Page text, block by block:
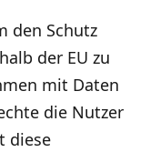
den Schutz
der EU zu
mit Daten
die Nutzer
diese